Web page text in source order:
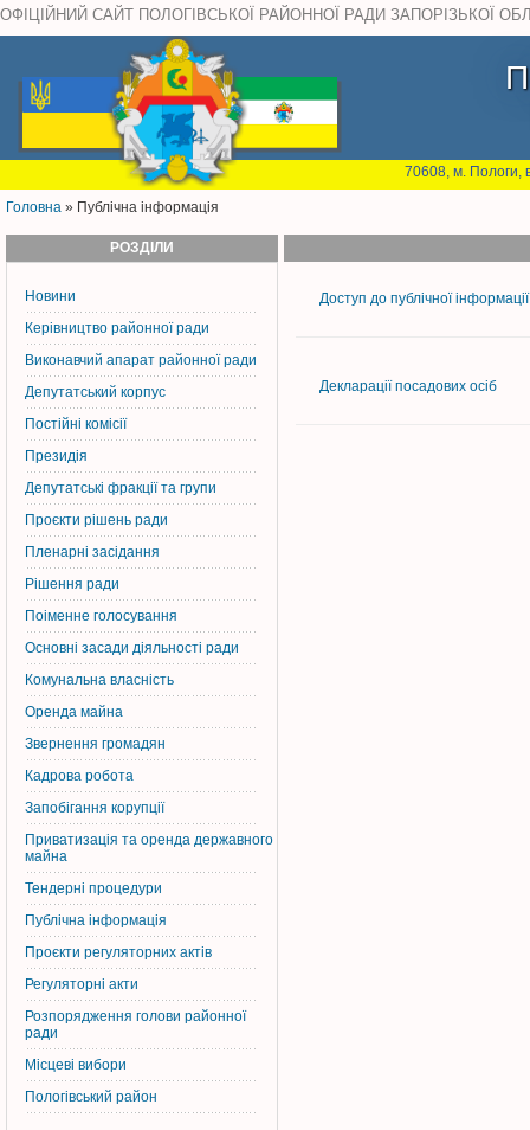
ОФІЦІЙНИЙ САЙТ ПОЛОГІВСЬКОЇ РАЙОННОЇ РАДИ ЗАПОРІЗЬКОЇ
70608, м. Пологи,
Головна » Публічна інформація
РОЗДІЛИ
Новини
Керiвництво районної ради
Виконавчий апарат районної ради
Депутатський корпус
Постiйнi комiсiї
Президія
Депутатські фракції та групи
Проєкти рішень ради
Пленарні засідання
Рішення ради
Поіменне голосування
Основні засади діяльності ради
Комунальна власність
Оренда майна
Звернення громадян
Кадрова робота
Запобігання корупції
Приватизація та оренда державного
майна
Тендерні процедури
Публічна інформація
Проєкти регуляторних актів
Регуляторні акти
Розпорядження голови районної
ради
Місцеві вибори
Пологівський район
Доступ до публічної інформації
Декларації посадових осіб